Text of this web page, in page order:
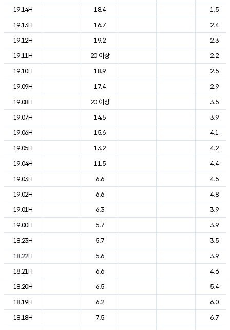
19.14H
18.4
1.5
19.13H
16.7
2.4
19.12H
19.2
2.3
19.11H
20 이상
2.2
19.10H
18.9
2.5
19.09H
17.4
2.9
19.08H
20 이상
3.5
19.07H
14.5
3.9
19.06H
15.6
4.1
19.05H
13.2
4.2
19.04H
11.5
4.4
19.03H
6.6
4.5
19.02H
6.6
4.8
19.01H
6.3
3.9
19.00H
5.7
3.9
18.23H
5.7
3.5
18.22H
5.6
3.9
18.21H
6.6
4.6
18.20H
6.5
5.4
18.19H
6.2
6.0
18.18H
7.5
6.7